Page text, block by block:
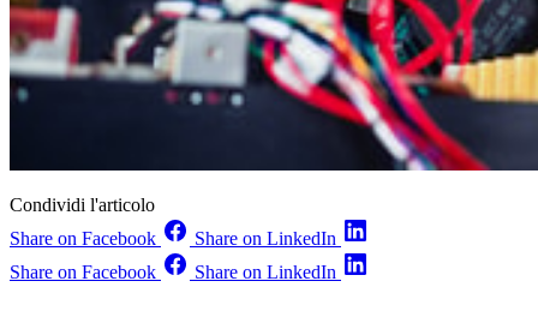
Condividi l'articolo
Share on Facebook
Share on LinkedIn
Share on Facebook
Share on LinkedIn